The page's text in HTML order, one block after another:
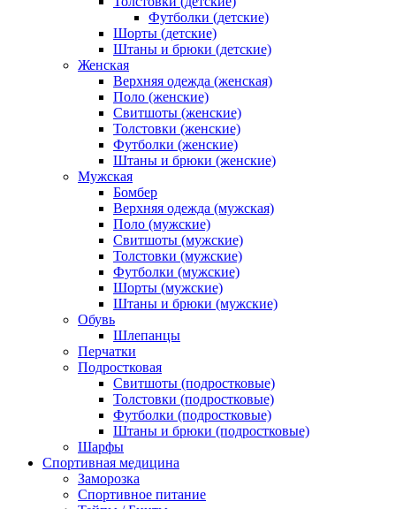
Футболки (детские)
Шорты (детские)
Штаны и брюки (детские)
Женская
Верхняя одежда (женская)
Поло (женские)
Свитшоты (женские)
Толстовки (женские)
Футболки (женские)
Штаны и брюки (женские)
Мужская
Бомбер
Верхняя одежда (мужская)
Поло (мужские)
Свитшоты (мужские)
Толстовки (мужские)
Футболки (мужские)
Шорты (мужские)
Штаны и брюки (мужские)
Обувь
Шлепанцы
Перчатки
Подростковая
Свитшоты (подростковые)
Толстовки (подростковые)
Футболки (подростковые)
Штаны и брюки (подростковые)
Шарфы
Спортивная медицина
Заморозка
Спортивное питание